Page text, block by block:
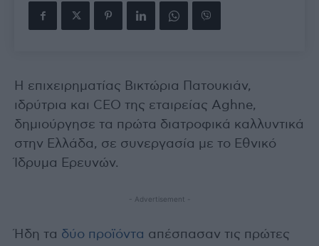
Η επιχειρηματίας Βικτώρια Πατουκιάν,
ιδρύτρια και CEO της εταιρείας Aghne,
δημιούργησε τα πρώτα διατροφικά καλλυντικά
στην Ελλάδα, σε συνεργασία με το Εθνικό
Ίδρυμα Ερευνών.
- Advertisement -
Ήδη τα δύο προϊόντα απέσπασαν τις πρώτες